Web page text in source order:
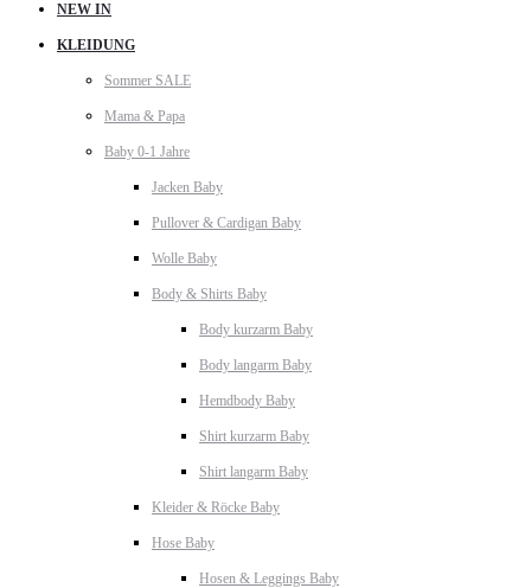
NEW IN
KLEIDUNG
Sommer SALE
Mama & Papa
Baby 0-1 Jahre
Jacken Baby
Pullover & Cardigan Baby
Wolle Baby
Body & Shirts Baby
Body kurzarm Baby
Body langarm Baby
Hemdbody Baby
Shirt kurzarm Baby
Shirt langarm Baby
Kleider & Röcke Baby
Hose Baby
Hosen & Leggings Baby